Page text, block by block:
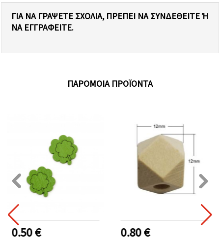
ΓΙΑ ΝΑ ΓΡΆΨΕΤΕ ΣΧΌΛΙΑ, ΠΡΈΠΕΙ ΝΑ ΣΥΝΔΕΘΕΊΤΕ Ή Ν
Α ΕΓΓΡΑΦΕΊΤΕ.
ΠΑΡΌΜΟΙΑ ΠΡΟΪΌΝΤΑ
0.50 € 0.80 €